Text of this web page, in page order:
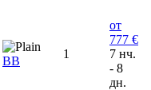
ВВ
1
от
777 €
7 нч.
- 8
дн.